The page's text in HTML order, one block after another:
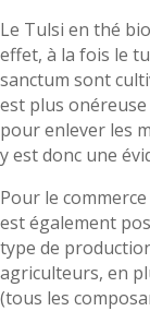
Le Tulsi en thé
effet, à la fois le
sanctum sont
est plus onéreuse
pour enlever les
y est donc une
Pour le
est également
type de
agriculteurs, en
(tous les